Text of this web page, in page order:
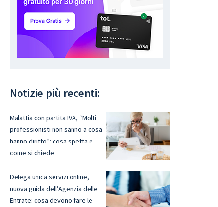
Notizie più recenti:
Malattia con partita IVA, “Molti
professionisti non sanno a cosa
hanno diritto”: cosa spetta e
come si chiede
Delega unica servizi online,
nuova guida dell’Agenzia delle
Entrate: cosa devono fare le